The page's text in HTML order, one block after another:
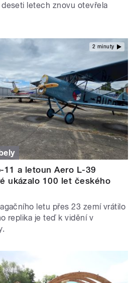
letech znovu otevřela
2 minuty
11 a letoun Aero L-39
ukázalo 100 let českého
letu přes 23 zemí vrátilo
replika je teď k vidění v